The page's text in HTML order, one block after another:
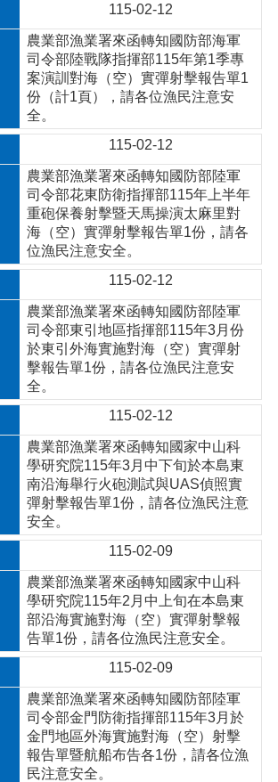
115-02-12
農業部漁業署來函轉知國防部海軍
司令部陸戰隊指揮部115年第1季專
案演訓對海（空）實彈射擊報告單1
份（計1頁），請各位漁民注意安
全。
115-02-12
農業部漁業署來函轉知國防部陸軍
司令部花東防衛指揮部115年上半年
重砲保養射擊暨天馬操演太麻里對
海（空）實彈射擊報告單1份，請各
位漁民注意安全。
115-02-12
農業部漁業署來函轉知國防部陸軍
司令部東引地區指揮部115年3月份
於東引外海實施對海（空）實彈射
擊報告單1份，請各位漁民注意安
全。
115-02-12
農業部漁業署來函轉知國家中山科
學研究院115年3月中下旬於本島東
南沿海舉行火砲測試與UAS偵照實
彈射擊報告單1份，請各位漁民注意
安全。
115-02-09
農業部漁業署來函轉知國家中山科
學研究院115年2月中上旬在本島東
部沿海實施對海（空）實彈射擊報
告單1份，請各位漁民注意安全。
115-02-09
農業部漁業署來函轉知國防部陸軍
司令部金門防衛指揮部115年3月於
金門地區外海實施對海（空）射擊
報告單暨航船布告各1份，請各位漁
民注意安全。